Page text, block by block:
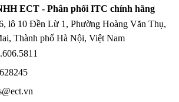
ECT - Phân phối ITC chính hãng
lô 10 Đền Lừ 1, Phường Hoàng Văn Thụ,
Thành phố Hà Nội, Việt Nam